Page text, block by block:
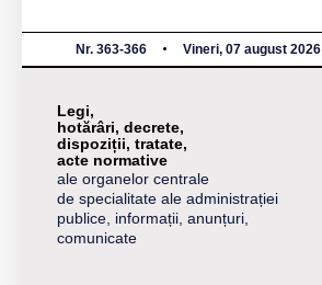
Nr. 363-366 Vineri, 07 august 2026
Legi,
hotărâri, decrete,
dispoziții, tratate,
acte normative
ale organelor centrale
de specialitate ale administrației
publice, informații, anunțuri,
comunicate